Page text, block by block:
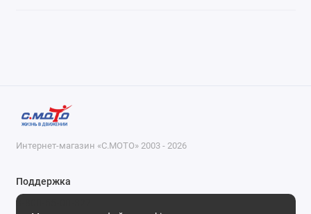
Интернет-магазин «С.МОТО» 2003 - 2026
Поддержка
8-800-55-00-327